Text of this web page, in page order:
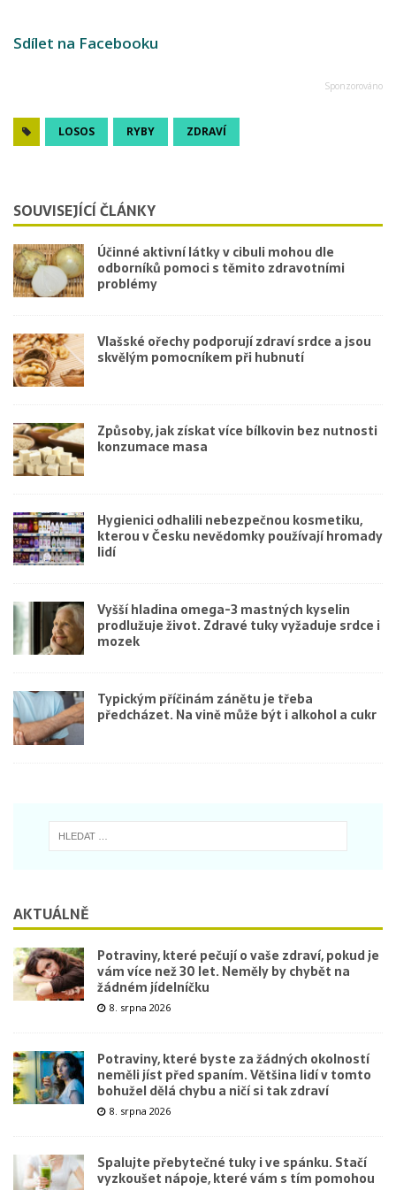
Sdílet na Facebooku
LOSOS RYBY ZDRAVÍ
SOUVISEJÍCÍ ČLÁNKY
Účinné aktivní látky v cibuli mohou dle
odborníků pomoci s těmito zdravotními
problémy
Vlašské ořechy podporují zdraví srdce a jsou
skvělým pomocníkem při hubnutí
Způsoby, jak získat více bílkovin bez nutnosti
konzumace masa
Hygienici odhalili nebezpečnou kosmetiku,
kterou v Česku nevědomky používají hromady
lidí
Vyšší hladina omega-3 mastných kyselin
prodlužuje život. Zdravé tuky vyžaduje srdce i
mozek
Typickým příčinám zánětu je třeba
předcházet. Na vině může být i alkohol a cukr
AKTUÁLNĚ
Potraviny, které pečují o vaše zdraví, pokud je
vám více než 30 let. Neměly by chybět na
žádném jídelníčku
8. srpna 2026
Potraviny, které byste za žádných okolností
neměli jíst před spaním. Většina lidí v tomto
bohužel dělá chybu a ničí si tak zdraví
8. srpna 2026
Spalujte přebytečné tuky i ve spánku. Stačí
vyzkoušet nápoje, které vám s tím pomohou